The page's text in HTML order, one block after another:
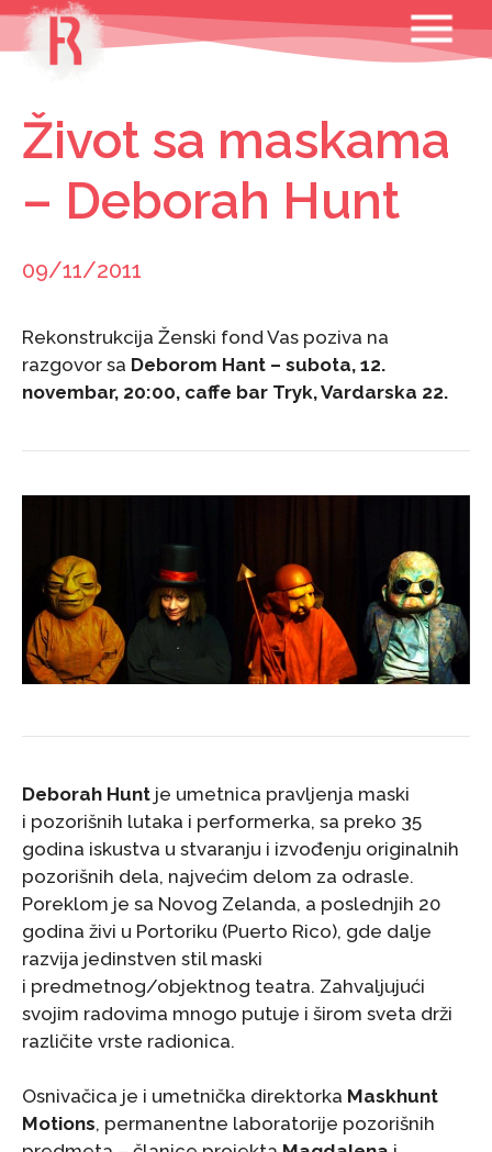
Skip
content
MENU
Život sa maskama
– Deborah Hunt
09/11/2011
Rekonstrukcija Ženski fond Vas poziva na
razgovor sa Deborom Hant – subota, 12.
novembar, 20:00, caffe bar Tryk, Vardarska 22.
Deborah Hunt je umetnica pravljenja maski
i pozorišnih lutaka i performerka, sa preko 35
godina iskustva u stvaranju i izvođenju originalnih
pozorišnih dela, najvećim delom za odrasle.
Poreklom je sa Novog Zelanda, a poslednjih 20
godina živi u Portoriku (Puerto Rico), gde dalje
razvija jedinstven stil maski
i predmetnog/objektnog teatra. Zahvaljujući
svojim radovima mnogo putuje i širom sveta drži
različite vrste radionica.
Osnivačica je i umetnička direktorka Maskhunt
Motions, permanentne laboratorije pozorišnih